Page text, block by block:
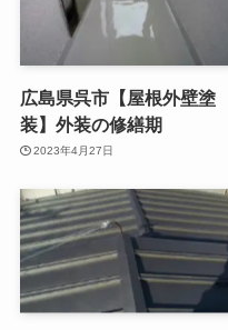
広島県呉市【屋根外壁塗
装】外装の修繕期
2023年4月27日